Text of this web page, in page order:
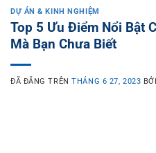
DỰ ÁN & KINH NGHIỆM
Top 5 Ưu Điểm Nổi Bật
Mà Bạn Chưa Biết
ĐÃ ĐĂNG TRÊNTHÁNG 6 27, 2023